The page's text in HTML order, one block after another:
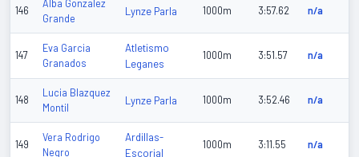
146
Alba Gonzalez
Grande
Lynze Parla 1000m 3:57.62 n/a
147
Eva Garcia
Granados
Atletismo
Leganes
1000m 3:51.57 n/a
148
Lucia Blazquez
Montil
Lynze Parla 1000m 3:52.46 n/a
149
Vera Rodrigo
Negro
Ardillas-
Escorial
1000m 3:11.55 n/a